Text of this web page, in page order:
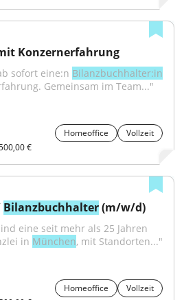
Konzernerfahrung
sofort eine:n Bilanzbuchhalter:in
Gemeinsam im Team..."
Homeoffice
Vollzeit
€
Bilanzbuchhalter (m/w/d)
eine seit mehr als 25 Jahren
in München, mit Standorten..."
Homeoffice
Vollzeit